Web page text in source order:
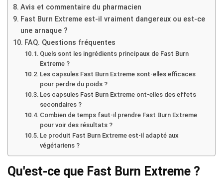
Avis et commentaire du pharmacien
Fast Burn Extreme est-il vraiment dangereux ou est-ce
une arnaque ?
FAQ. Questions fréquentes
Quels sont les ingrédients principaux de Fast Burn
Extreme ?
Les capsules Fast Burn Extreme sont-elles efficaces
pour perdre du poids ?
Les capsules Fast Burn Extreme ont-elles des effets
secondaires ?
Combien de temps faut-il prendre Fast Burn Extreme
pour voir des résultats ?
Le produit Fast Burn Extreme est-il adapté aux
végétariens ?
Qu'est-ce que Fast Burn Extreme ?